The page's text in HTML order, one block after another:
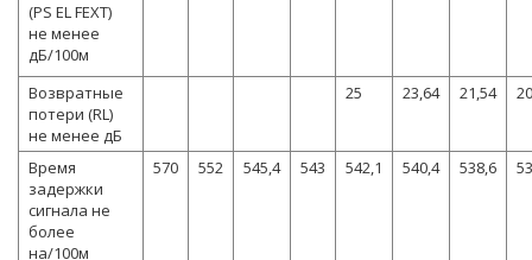
(PS EL FEXT)
не менее
дБ/100м
Возвратные
потери (RL)
не менее дБ
25 23,64 21,54
Время
задержки
сигнала не
более
на/100м
570 552 545,4 543 542,1 540,4 538,6